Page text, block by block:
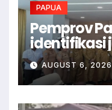
PAPUA
Pemprov
identifikasi
II AUGUST 6, 2026